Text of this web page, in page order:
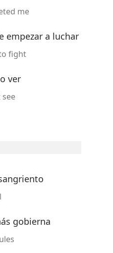
me
empezar a luchar
fight
ver
gobierna